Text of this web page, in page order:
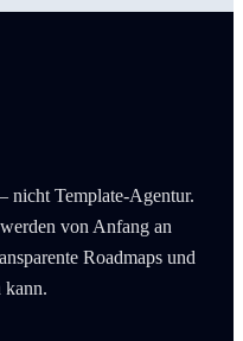
nicht Template-Agentur.
von Anfang an
Roadmaps und
kann.